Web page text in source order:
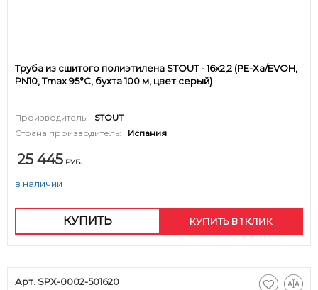
Труба из сшитого полиэтилена STOUT - 16x2,2 (PE-Xa/EVOH,
PN10, Tmax 95°C, бухта 100 м, цвет серый)
Производитель:
STOUT
Страна производитель:
Испания
25 445 РУБ.
в наличии
КУПИТЬ КУПИТЬ В 1 КЛИК
Арт. SPX-0002-501620